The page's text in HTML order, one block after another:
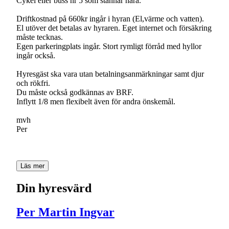
Driftkostnad på 660kr ingår i hyran (El,värme och vatten).
El utöver det betalas av hyraren. Eget internet och försäkring
måste tecknas.
Egen parkeringplats ingår. Stort rymligt förråd med hyllor
ingår också.
Hyresgäst ska vara utan betalningsanmärkningar samt djur
och rökfri.
Du måste också godkännas av BRF.
Inflytt 1/8 men flexibelt även för andra önskemål.
mvh
Per
Läs mer
Din hyresvärd
Per Martin Ingvar